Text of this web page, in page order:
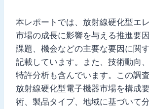
本レポートでは、放射線硬化型エ
市場の成長に影響を与える推進要
課題、機会などの主要な要因に関
記載しています。また、技術動向
特許分析も含んでいます。この調
放射線硬化型電子機器市場を構成
術、製品タイプ、地域に基づいて